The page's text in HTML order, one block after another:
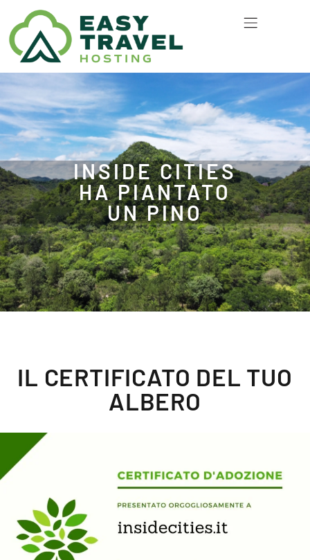
INSIDE CITIES
HA PIANTATO
UN PINO
IL CERTIFICATO DEL TUO
ALBERO